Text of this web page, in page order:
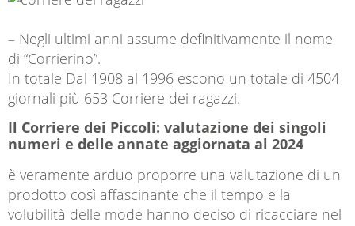
– Negli ultimi anni assume definitivamente il nome
di “Corrierino”.
In totale Dal 1908 al 1996 escono un totale di 4504
giornali più 653 Corriere dei ragazzi.
Il Corriere dei Piccoli: valutazione dei singoli
numeri e delle annate aggiornata al 2024
è veramente arduo proporre una valutazione di un
prodotto così affascinante che il tempo e la
volubilità delle mode hanno deciso di ricacciare nel